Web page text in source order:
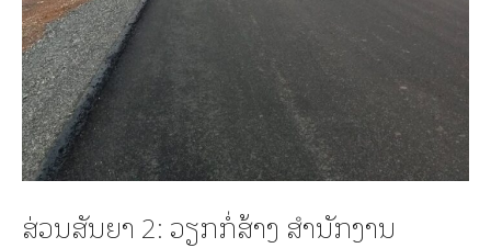
ສ່ວນສັນຍາ 2: ວຽກກໍ່ສ້າງ ສຳນັກງານ